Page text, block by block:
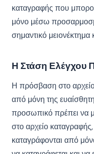
καταγραφής που
μόνο μέσω
σημαντικό μειονέκτημα
Η Στάση Ελέγχου
Η πρόσβαση στο
από μόνη της
προσωπικό πρέπει να
στο αρχείο
καταγράφονται από